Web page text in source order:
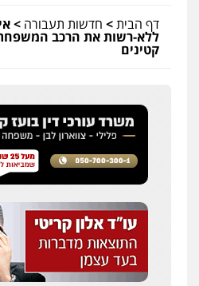
דף הבית> חדשות תעבורה >
ללא-רשות את הרכב
קטינים